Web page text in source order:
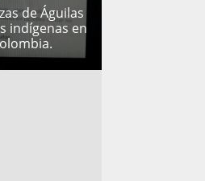
de Águilas
indígenas en